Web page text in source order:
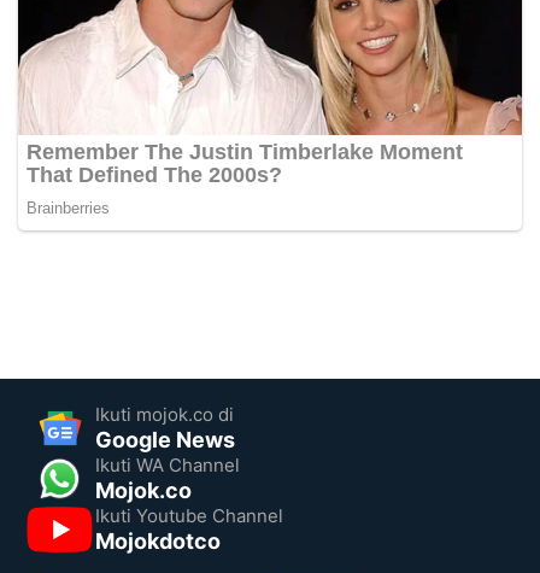
Ikuti mojok.co di
Google News
Ikuti WA Channel
Mojok.co
Ikuti Youtube Channel
Mojokdotco